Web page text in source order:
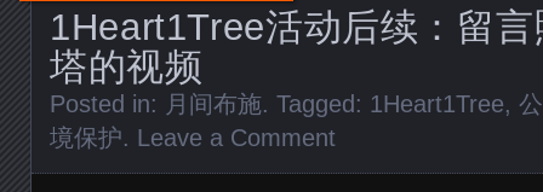
1Heart1Tree活动后续：留
塔的视频
Posted in: 月间布施. Tagged: 1Heart1Tree,
境保护. Leave a Comment